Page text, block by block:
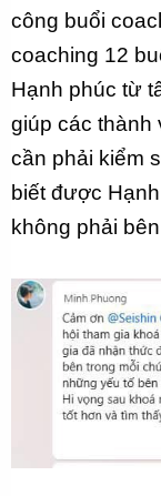
công buổi
coaching 12
Hạnh phúc từ
giúp các thành
cần phải kiểm
biết được
không phải